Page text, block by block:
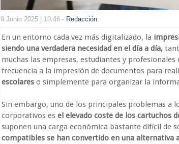
9 Junio 2025 | 10:46 - Redacción
En un entorno cada vez más digitalizado, la
siendo una verdadera necesidad en el día a día,
muchas las empresas, estudiantes y
frecuencia a la impresión de documentos para
escolares o simplemente para organizar la
Sin embargo, uno de los principales problemas a
corporativos es el elevado coste de los cartuchos
suponen una carga económica bastante difícil de
compatibles se han convertido en una alternativa